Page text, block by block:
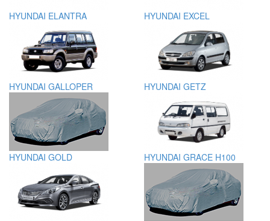
HYUNDAI ELANTRA HYUNDAI EXCEL
HYUNDAI GALLOPER HYUNDAI GETZ
HYUNDAI GOLD HYUNDAI GRACE H100